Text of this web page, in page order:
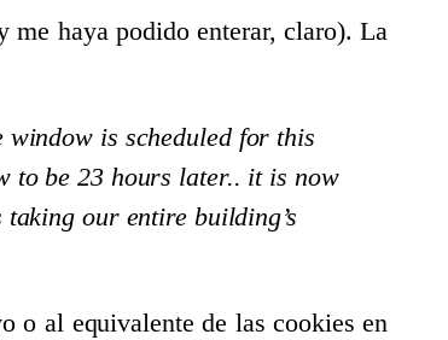
me haya podido enterar, claro). La
window is scheduled for this
to be 23 hours later.. it is now
our entire building’s
o al equivalente de las cookies en